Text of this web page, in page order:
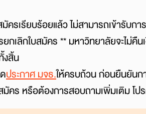
รเรียบร้อยแล้ว ไม่สามารถเข้ารับ
กเลิกใบสมัคร** มหาวิทยาลัยจะไม่คื
งสิ้น
ประกาศ มจธ.ให้ครบถ้วน ก่อนยืนยันก
คร หรือต้องการสอบถามเพิ่มเติม โ